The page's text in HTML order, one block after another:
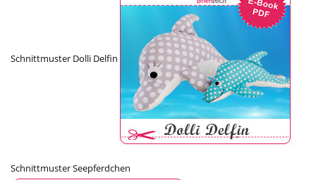
Schnittmuster Dolli Delfin
Schnittmuster Seepferdchen